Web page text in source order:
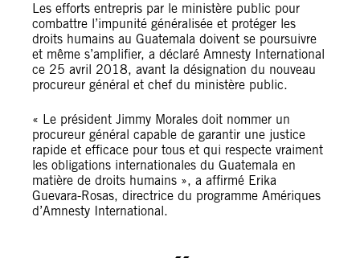
Les efforts entrepris par le ministère public pour
combattre l’impunité généralisée et protéger les
droits humains au Guatemala doivent se poursuivre
et même s’amplifier, a déclaré Amnesty International
ce 25 avril 2018, avant la désignation du nouveau
procureur général et chef du ministère public.
« Le président Jimmy Morales doit nommer un
procureur général capable de garantir une justice
rapide et efficace pour tous et qui respecte vraiment
les obligations internationales du Guatemala en
matière de droits humains », a affirmé Erika
Guevara-Rosas, directrice du programme Amériques
d’Amnesty International.